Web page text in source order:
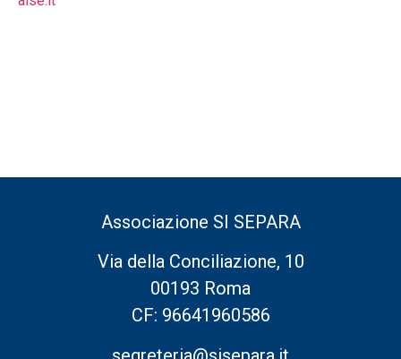
Associazione SI SEPARA
Via della Conciliazione, 10
00193 Roma
CF: 96641960586